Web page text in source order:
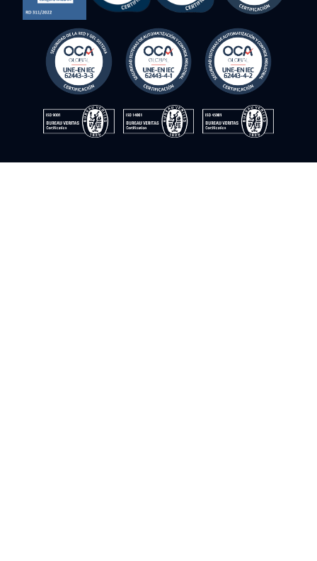
© Instrumentación y control del sur. 2009–2026. جميع الحقوق
محفوظة
سياسة أمن المعلومات إشعار قانوني